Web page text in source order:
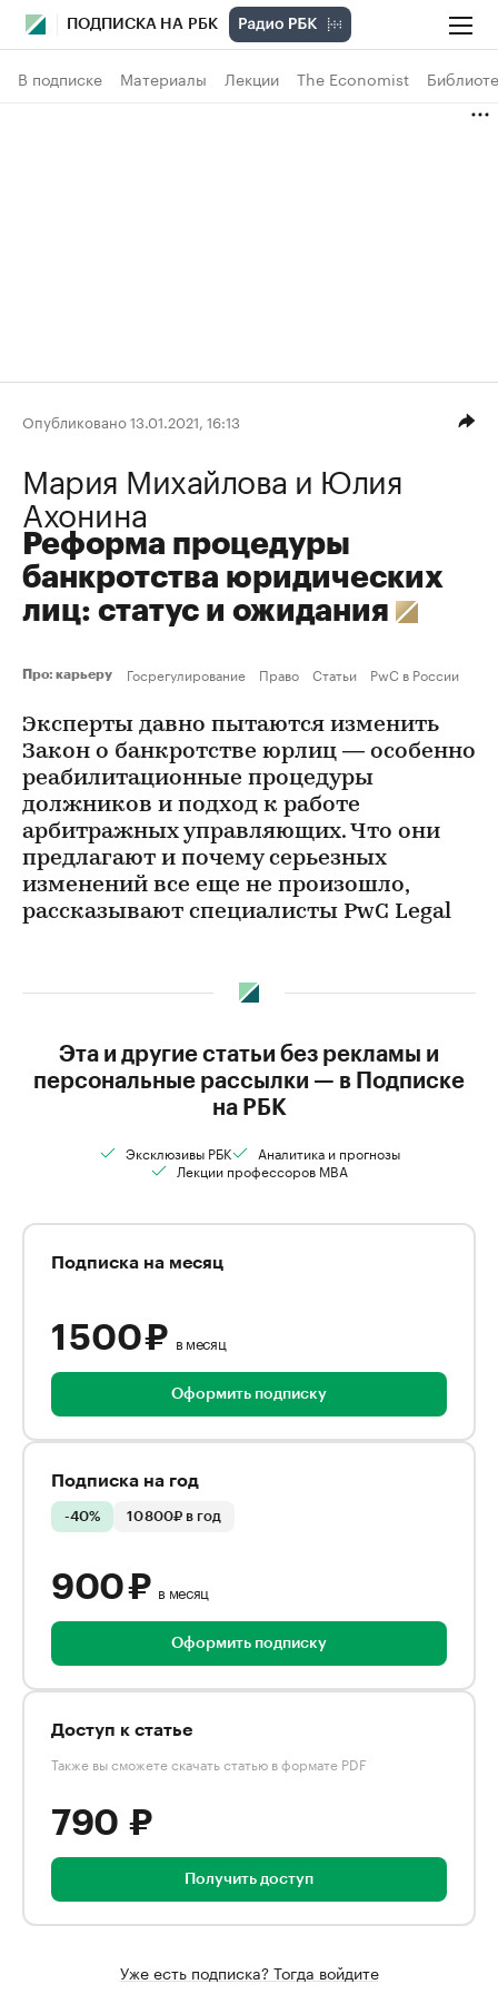
ПОДПИСКА НА РБК
В подписке Материалы Лекции The Economist
Опубликовано 13.01.2021, 16:13
Мария Михайлова и Юлия
Ахонина
Реформа процедуры
банкротства юридических
лиц: статус и ожидания
Про: карьеру Госрегулирование Право Статьи PwC в России
Эксперты давно пытаются изменить
Закон о банкротстве юрлиц — особенно
реабилитационные процедуры
должников и подход к работе
арбитражных управляющих. Что они
предлагают и почему серьезных
изменений все еще не произошло,
рассказывают специалисты PwC Legal
Эта и другие статьи без рекламы и
персональные рассылки — в Подписке
на РБК
Эксклюзивы РБК
Аналитика и прогнозы
Лекции профессоров MBA
Подписка на месяц
1 500 ₽ в месяц
Оформить подписку
Подписка на год
-40% 10 800₽ в год
900 ₽ в месяц
Оформить подписку
Доступ к статье
Также вы сможете скачать статью в формате PDF
790 ₽
Получить доступ
Уже есть подписка? Тогда войдите